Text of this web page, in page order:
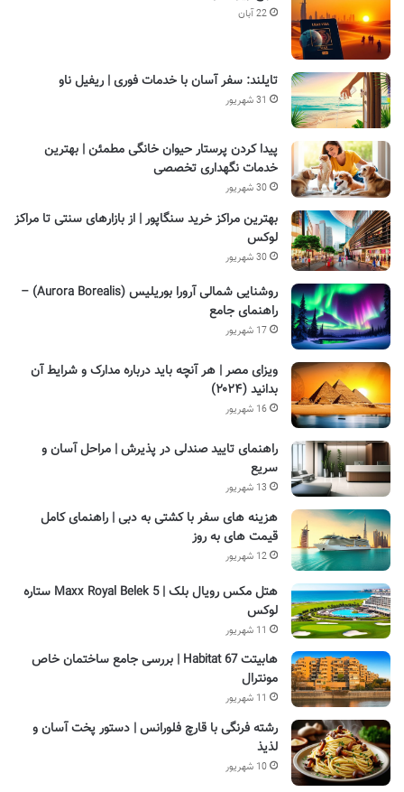
22 آبان
تایلند: سفر آسان با خدمات فوری | ریفیل ناو
31 شهریور
پیدا کردن پرستار حیوان خانگی مطمئن | بهترین
خدمات نگهداری تخصصی
30 شهریور
بهترین مراکز خرید سنگاپور | از بازارهای سنتی تا مراکز
لوکس
30 شهریور
روشنایی شمالی آرورا بوریلیس (Aurora Borealis) –
راهنمای جامع
17 شهریور
ویزای مصر | هر آنچه باید درباره مدارک و شرایط آن
بدانید (۲۰۲۴)
16 شهریور
راهنمای تایید صندلی در پذیرش | مراحل آسان و
سریع
13 شهریور
هزینه های سفر با کشتی به دبی | راهنمای کامل
قیمت های به روز
12 شهریور
هتل مکس رویال بلک | Maxx Royal Belek 5 ستاره
لوکس
11 شهریور
هابیتت Habitat 67 | بررسی جامع ساختمان خاص
مونترال
11 شهریور
رشته فرنگی با قارچ فلورانس | دستور پخت آسان و
لذیذ
10 شهریور